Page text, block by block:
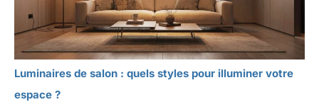
Luminaires de salon : quels styles pour illuminer votre
espace ?